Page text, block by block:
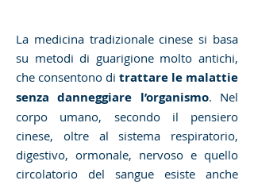
La medicina tradizionale cinese si basa
su metodi di guarigione molto antichi,
che consentono di trattare le malattie
senza danneggiare l’organismo. Nel
corpo umano, secondo il pensiero
cinese, oltre al sistema respiratorio,
digestivo, ormonale, nervoso e quello
circolatorio del sangue esiste anche